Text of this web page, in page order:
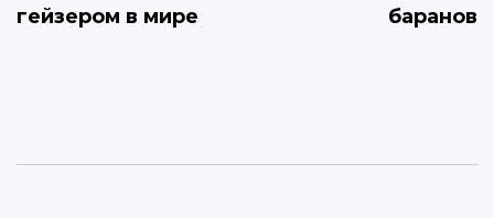
гейзером в мире
баранов